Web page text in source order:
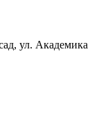
ул. Академика